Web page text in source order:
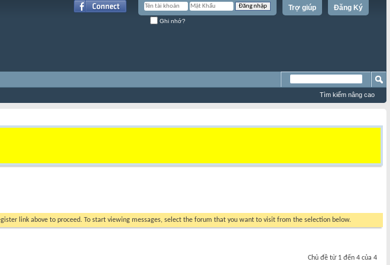
Đăng Ký
Trợ giúp
Ghi nhớ?
Tìm kiếm nâng cao
link above to proceed. To start viewing messages, select the forum that you want to visit from the selection below.
Chủ đề từ 1 đến 4 của 4